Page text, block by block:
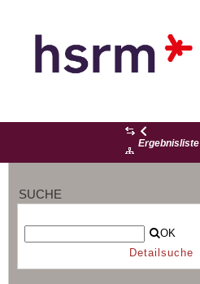
Ergebnisliste
SUCHE
OK
Detailsuche